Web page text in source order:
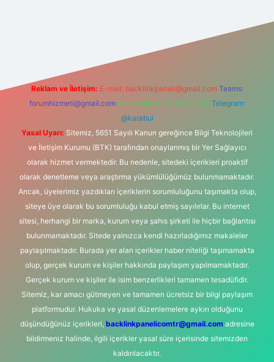
Reklam ve İletişim: E-mail: backlinkpaneli@gmail.com Teams:
forumhizmeti@gmail.com Whatsapp: 0262 606 0 726 Telegram:
@karabul
Yasal Uyarı: Sitemiz, 5651 Sayılı Kanun gereğince Bilgi Teknolojileri
ve İletişim Kurumu (BTK) tarafından onaylanmış bir Yer Sağlayıcı
olarak hizmet vermektedir. Bu nedenle, sitedeki içerikleri proaktif
olarak denetleme veya araştırma yükümlülüğümüz bulunmamaktadır.
Ancak, üyelerimiz yazdıkları içeriklerin sorumluluğunu taşımakta olup,
siteye üye olarak bu sorumluluğu kabul etmiş sayılırlar. Bu internet
sitesi, herhangi bir marka, kurum veya şahıs şirketi ile hiçbir bağlantısı
bulunmamaktadır. Sitede yalnızca kendi hazırladığımız makaleler
paylaşılmaktadır. Burada yer alan içerikler haber niteliği taşımamakta
olup, gerçek kurum ve kişiler hakkında paylaşım yapılmamaktadır.
Gerçek kurum ve kişiler ile isim benzerlikleri tamamen tesadüfidir.
Sitemiz, kar amacı gütmeyen ve tamamen ücretsiz bir bilgi paylaşım
platformudur. Hukuka ve yasal düzenlemelere aykırı olduğunu
düşündüğünüz içerikleri, backlinkpanelicomtr@gmail.comadresine
bildirmeniz halinde, ilgili içerikler yasal süre içerisinde sitemizden
kaldırılacaktır.